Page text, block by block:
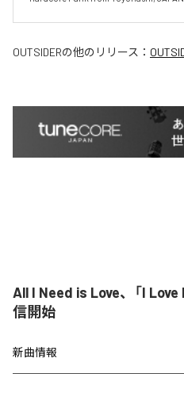
OUTSIDERの他のリリース：
All I Need is Love、「I
信開始
新曲情報